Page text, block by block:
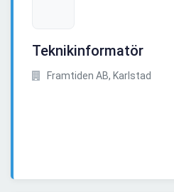
Teknikinformatör
Framtiden AB, Karlstad